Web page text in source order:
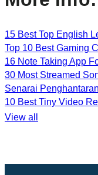
15 Best Top English
Top 10 Best Gaming
16 Note Taking App
30 Most Streamed
Senarai
10 Best Tiny Video
View all